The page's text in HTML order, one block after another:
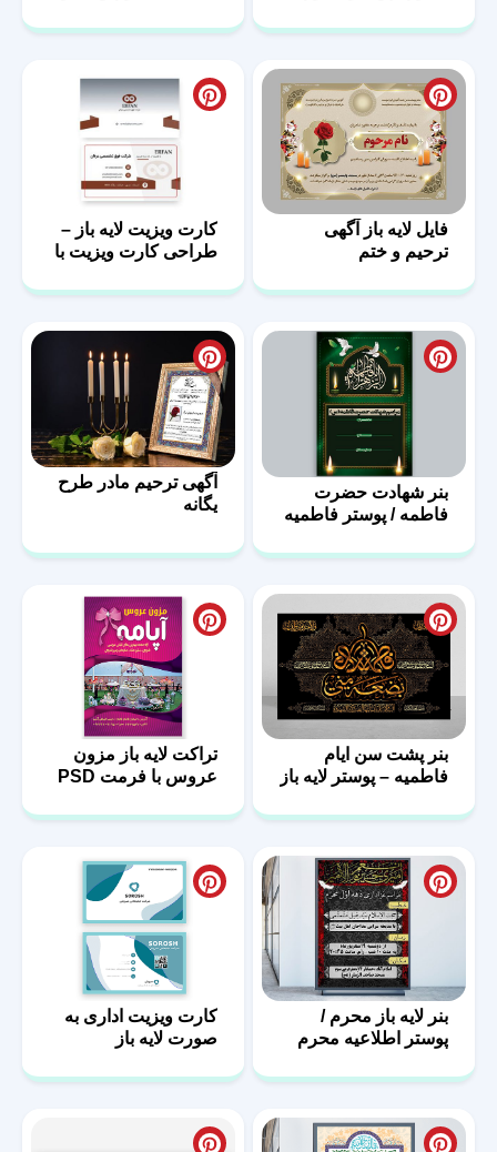
فایل لایه باز آگهی
ترحیم و ختم
کارت ویزیت لایه باز –
طراحی کارت ویزیت با
بنر شهادت حضرت
فاطمه / پوستر فاطمیه
آگهی ترحیم مادر طرح
یگانه
بنر پشت سن ایام
فاطمیه – پوستر لایه باز
تراکت لایه باز مزون
عروس با فرمت PSD
بنر لایه باز محرم /
پوستر اطلاعیه محرم
کارت ویزیت اداری به
صورت لایه باز